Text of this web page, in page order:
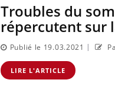
Troubles du
répercutent sur
Publié le 19.03.2021 |
LIRE L'ARTICLE